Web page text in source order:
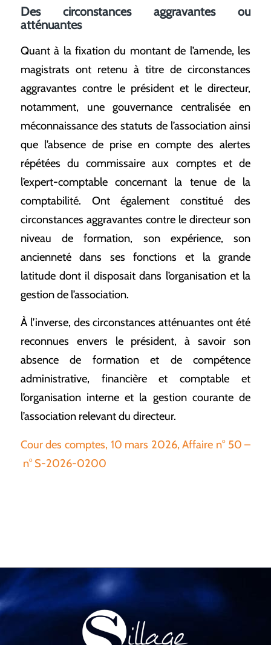
Des circonstances aggravantes ou
atténuantes
Quant à la fixation du montant de l’amende, les
magistrats ont retenu à titre de circonstances
aggravantes contre le président et le directeur,
notamment, une gouvernance centralisée en
méconnaissance des statuts de l’association ainsi
que l’absence de prise en compte des alertes
répétées du commissaire aux comptes et de
l’expert-comptable concernant la tenue de la
comptabilité. Ont également constitué des
circonstances aggravantes contre le directeur son
niveau de formation, son expérience, son
ancienneté dans ses fonctions et la grande
latitude dont il disposait dans l’organisation et la
gestion de l’association.
À l’inverse, des circonstances atténuantes ont été
reconnues envers le président, à savoir son
absence de formation et de compétence
administrative, financière et comptable et
l’organisation interne et la gestion courante de
l’association relevant du directeur.
Cour des comptes, 10 mars 2026, Affaire n° 50 –
n° S-2026-0200